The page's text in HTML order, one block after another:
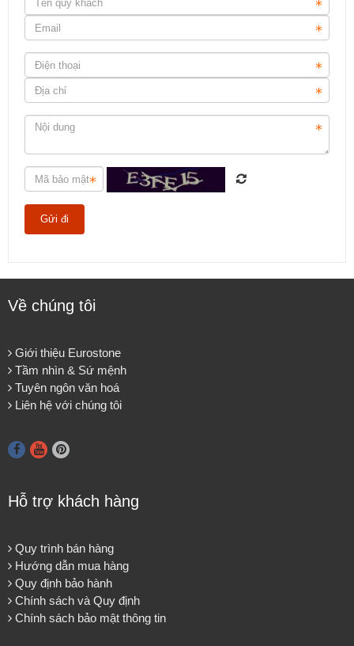
Về chúng tôi
Giới thiệu Eurostone
Tầm nhìn & Sứ mệnh
Tuyên ngôn văn hoá
Liên hệ với chúng tôi
Hỗ trợ khách hàng
Quy trình bán hàng
Hướng dẫn mua hàng
Quy định bảo hành
Chính sách và Quy định
Chính sách bảo mật thông tin